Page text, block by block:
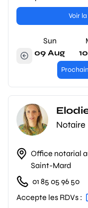
Voir
Sun
09 Aug
Notaire
Office notarial
Saint-Mard
01 85 05 96 50
Accepte les RDVs :